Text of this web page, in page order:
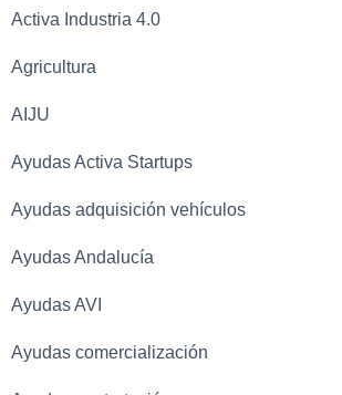
Activa Industria 4.0
Agricultura
AIJU
Ayudas Activa Startups
Ayudas adquisición vehículos
Ayudas Andalucía
Ayudas AVI
Ayudas comercialización